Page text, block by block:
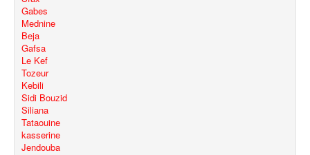
Gabes
Mednine
Beja
Gafsa
Le Kef
Tozeur
Kebili
Sidi Bouzid
Siliana
Tataouine
kasserine
Jendouba